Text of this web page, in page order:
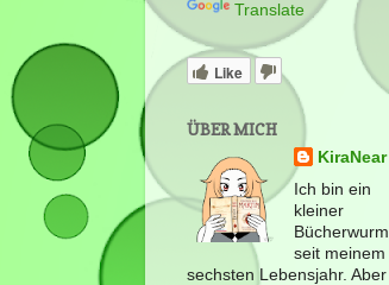
Translate
Like
ÜBER MICH
KiraNear
Ich bin ein
kleiner
Bücherwurm,
seit meinem
sechsten Lebensjahr. Aber